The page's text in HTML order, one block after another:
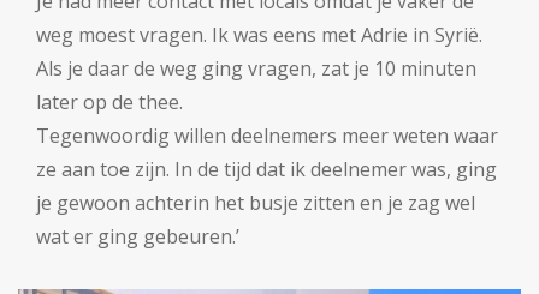
weg moest vragen. Ik was eens met Adrie in Syrië.
Als je daar de weg ging vragen, zat je 10 minuten
later op de thee.
Tegenwoordig willen deelnemers meer weten waar
ze aan toe zijn. In de tijd dat ik deelnemer was, ging
je gewoon achterin het busje zitten en je zag wel
wat er ging gebeuren.’